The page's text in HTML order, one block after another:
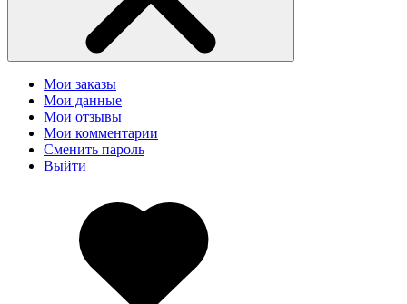
Мои заказы
Мои данные
Мои отзывы
Мои комментарии
Сменить пароль
Выйти